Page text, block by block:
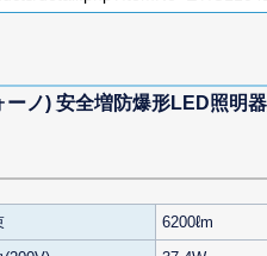
ノ) 安全増防爆形LED照明
6200ℓm